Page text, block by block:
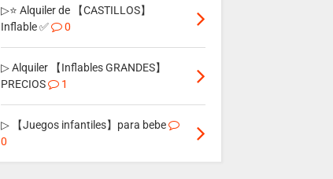
▷⭐ Alquiler de 【CASTILLOS】
Inflable ✅
0
▷ Alquiler 【Inflables GRANDES】
PRECIOS
1
▷ 【Juegos infantiles】para bebe
0